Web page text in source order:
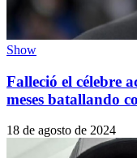
Show
Falleció el célebre
meses batallando
18 de agosto de 2024